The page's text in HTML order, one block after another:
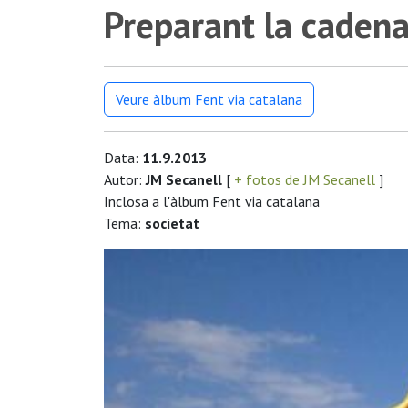
Preparant la
Veure àlbum Fent via catalana
Data: 11.9.2013
Autor:JM Secanell [ + fotos de JM Secanell ]
Inclosa a l'àlbum Fent via catalana
Tema: societat